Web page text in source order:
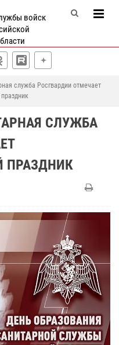
войск
служба Росгвардии отмечает
СЛУЖБА
ПРАЗДНИК